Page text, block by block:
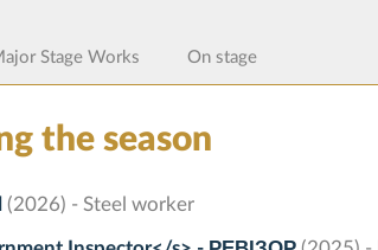
Stage Works On stage
the season
(2026) - Steel worker